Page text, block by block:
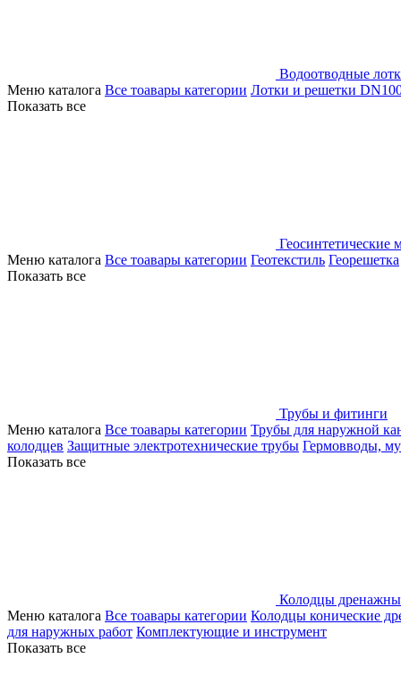
Водоотводные
Меню каталога Все тоавары категории Лотки и решетки
Показать все
Геосинтетические
Меню каталога Все тоавары категории Геотекстиль Георешетка
Показать все
Трубы и фитинги
Меню каталога Все тоавары категории Трубы для наружной
колодцев Защитные электротехнические трубы Гермовводы,
Показать все
Колодцы
Меню каталога Все тоавары категории Колодцы конические
для наружных работ Комплектующие и инструмент
Показать все